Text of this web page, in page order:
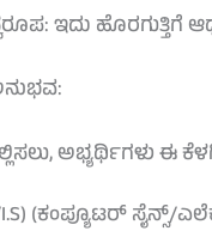
ಇದು ಹೊರಗುತ್ತಿಗೆ
ಅಭ್ಯರ್ಥಿಗಳು ಈ
(ಕಂಪ್ಯೂಟರ್ ಸೈನ್ಸ್/